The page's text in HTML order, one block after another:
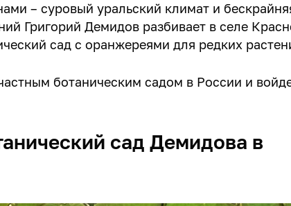
– суровый уральский климат и
Григорий Демидов разбивает в селе
сад с оранжереями для редких
ботаническим садом в России и
сад Демидова в